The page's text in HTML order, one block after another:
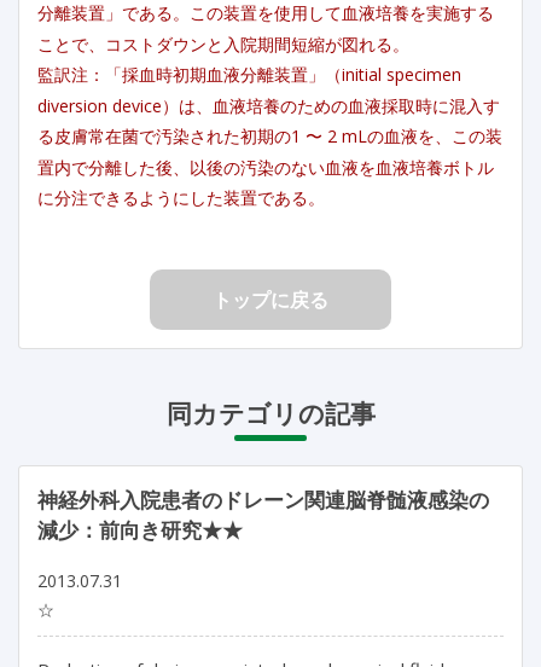
分離装置」である。この装置を使用して血液培養を実施する
ことで、コストダウンと入院期間短縮が図れる。
監訳注：「採血時初期血液分離装置」（initial specimen
diversion device）は、血液培養のための血液採取時に混入す
る皮膚常在菌で汚染された初期の1 〜 2 mLの血液を、この装
置内で分離した後、以後の汚染のない血液を血液培養ボトル
に分注できるようにした装置である。
トップに戻る
同カテゴリの記事
神経外科入院患者のドレーン関連脳脊髄液感染の
減少：前向き研究★★
2013.07.31
☆